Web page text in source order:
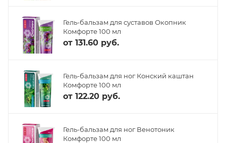
Гель-бальзам для суставов Окопник
Комфорте 100 мл
от 131.60 руб.
Гель-бальзам для ног Конский каштан
Комфорте 100 мл
от 122.20 руб.
Гель-бальзам для ног Венотоник
Комфорте 100 мл